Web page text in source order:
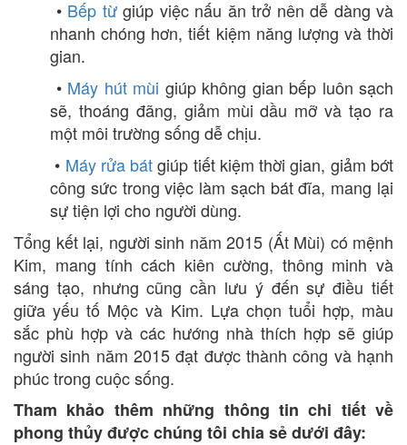
• Bếp từgiúp việc nấu ăn trở nên dễ dàng và
nhanh chóng hơn, tiết kiệm năng lượng và thời
gian.
• Máy hút mùi giúp không gian bếp luôn sạch
sẽ, thoáng đãng, giảm mùi dầu mỡ và tạo ra
một môi trường sống dễ chịu.
• Máy rửa bátgiúp tiết kiệm thời gian, giảm bớt
công sức trong việc làm sạch bát đĩa, mang lại
sự tiện lợi cho người dùng.
Tổng kết lại, người sinh năm 2015 (Ất Mùi) có mệnh
Kim, mang tính cách kiên cường, thông minh và
sáng tạo, nhưng cũng cần lưu ý đến sự điều tiết
giữa yếu tố Mộc và Kim. Lựa chọn tuổi hợp, màu
sắc phù hợp và các hướng nhà thích hợp sẽ giúp
người sinh năm 2015 đạt được thành công và hạnh
phúc trong cuộc sống.
Tham khảo thêm những thông tin chi tiết về
phong thủy được chúng tôi chia sẻ dưới đây: